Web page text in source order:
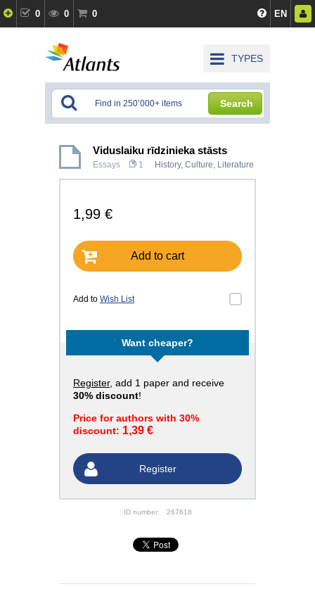
0 0 0 EN
TYPES
Search
Viduslaiku rīdzinieka stāsts
Essays 1 History, Culture, Literature
1,99 €
Add to cart
Add to Wish List
Want cheaper?
Register, add 1 paper and receive
30% discount!
Price for authors with 30%
discount: 1,39 €
Register
ID number: 267618